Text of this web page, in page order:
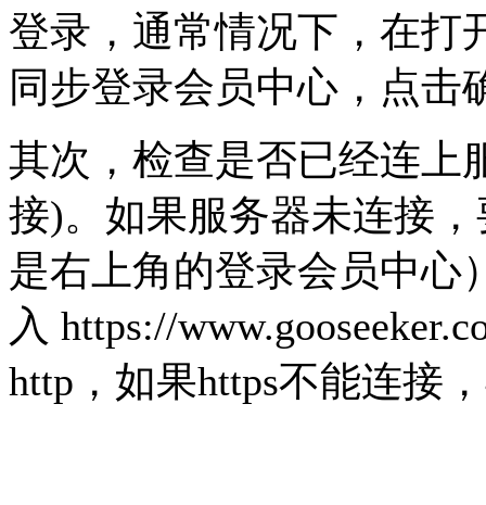
登录，通常情况下，在打
同步登录会员中心，点击
其次，检查是否已经连上
接)。如果服务器未连接
是右上角的登录会员中心
入 https://
http，如果https不能连接